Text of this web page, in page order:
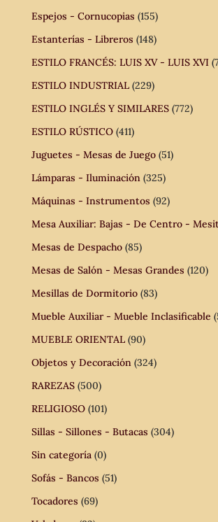
Espejos - Cornucopias (155)
Estanterías - Libreros (148)
ESTILO FRANCÉS: LUIS XV - LUIS XVI
ESTILO INDUSTRIAL (229)
ESTILO INGLÉS Y SIMILARES (772)
ESTILO RÚSTICO (411)
Juguetes - Mesas de Juego (51)
Lámparas - Iluminación (325)
Máquinas - Instrumentos (92)
Mesa Auxiliar: Bajas - De Centro -
Mesas de Despacho (85)
Mesas de Salón - Mesas Grandes (120)
Mesillas de Dormitorio (83)
Mueble Auxiliar - Mueble Inclasificable
MUEBLE ORIENTAL (90)
Objetos y Decoración (324)
RAREZAS (500)
RELIGIOSO (101)
Sillas - Sillones - Butacas (304)
Sin categoría (0)
Sofás - Bancos (51)
Tocadores (69)